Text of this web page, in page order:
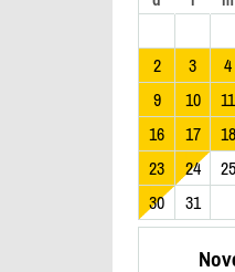
2
3 4
9
10 11
16
17 18
23
24 25
30
31